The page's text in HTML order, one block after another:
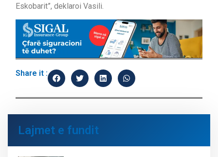
Eskobarit”, deklaroi Vasili.
Share it :
Lajmet e fundit